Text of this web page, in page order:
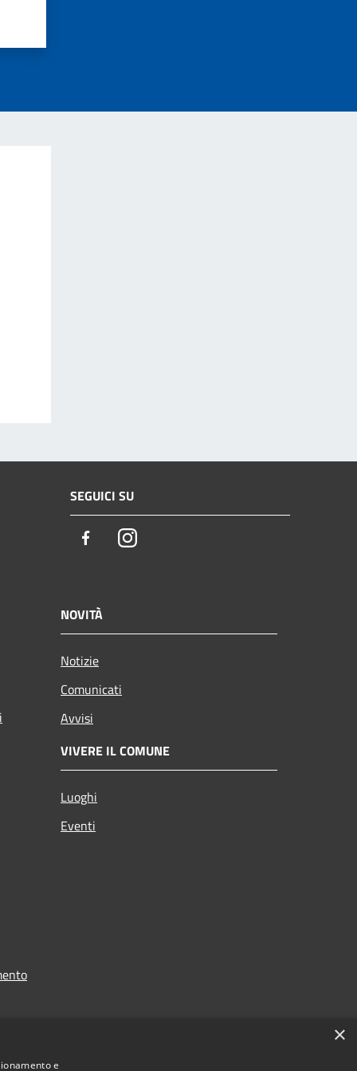
SEGUICI SU
FacebookInstagram
NOVITÀ
Notizie
Comunicati
Avvisi
VIVERE IL COMUNE
Luoghi
Eventi
×
e